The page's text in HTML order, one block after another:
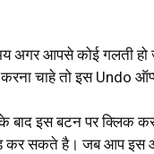
अगर आपसे कोई गलती
चाहे तो इस Undo
के बाद इस बटन पर क्लिक
कर सकते है। जब आप इस